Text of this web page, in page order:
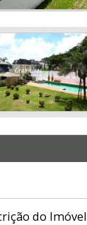
do Imóvel